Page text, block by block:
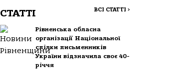
СТАТТІ ВСІ СТАТТІ >
Рівненська обласна
організації Національної
спілки письменників
України відзначила своє 40-
річчя